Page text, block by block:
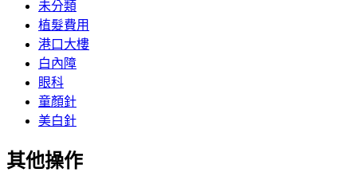
未分類
植髮費用
港口大樓
白內障
眼科
童顏針
美白針
其他操作